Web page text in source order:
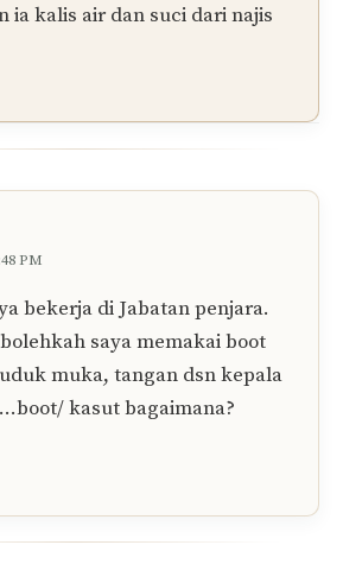
ia kalis air dan suci dari najis
PM
bekerja di Jabatan penjara.
saya memakai boot
muka, tangan dsn kepala
kasut bagaimana?